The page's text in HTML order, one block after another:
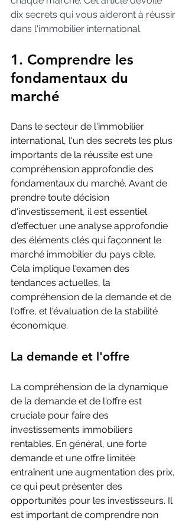
dix secrets qui vous aideront à réussir
dans l'immobilier international
1. Comprendre les
fondamentaux du
marché
Dans le secteur de l'immobilier
international, l'un des secrets les plus
importants de la réussite est une
compréhension approfondie des
fondamentaux du marché. Avant de
prendre toute décision
d'investissement, il est essentiel
d'effectuer une analyse approfondie
des éléments clés qui façonnent le
marché immobilier du pays cible.
Cela implique l'examen des
tendances actuelles, la
compréhension de la demande et de
l'offre, et l'évaluation de la stabilité
économique.
La demande et l'offre
La compréhension de la dynamique
de la demande et de l'offre est
cruciale pour faire des
investissements immobiliers
rentables. En général, une forte
demande et une offre limitée
entraînent une augmentation des prix,
ce qui peut présenter des
opportunités pour les investisseurs. Il
est important de comprendre non